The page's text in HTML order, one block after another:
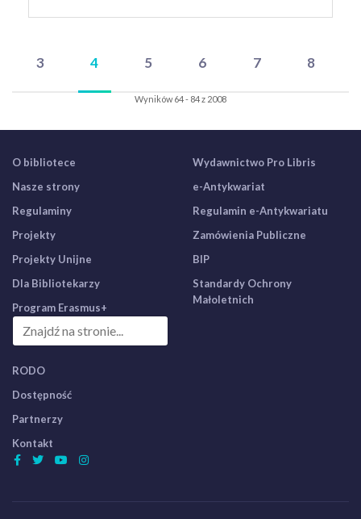
3 4 5 6 7 8
Wyników 64 - 84 z 2008
O bibliotece
Nasze strony
Regulaminy
Projekty
Projekty Unijne
Dla Bibliotekarzy
Program Erasmus+
Wydawnictwo Pro Libris
e-Antykwariat
Regulamin e-Antykwariatu
Zamówienia Publiczne
BIP
Standardy Ochrony
Małoletnich
RODO
Dostępność
Partnerzy
Kontakt